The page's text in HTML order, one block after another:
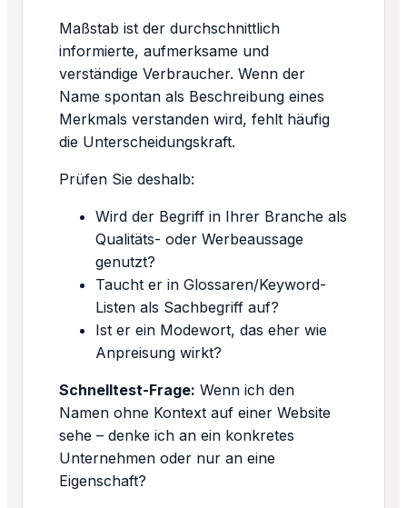
Maßstab ist der durchschnittlich
informierte, aufmerksame und
verständige Verbraucher. Wenn der
Name spontan als Beschreibung eines
Merkmals verstanden wird, fehlt häufig
die Unterscheidungskraft.
Prüfen Sie deshalb:
Wird der Begriff in Ihrer Branche als
Qualitäts- oder Werbeaussage
genutzt?
Taucht er in Glossaren/Keyword-
Listen als Sachbegriff auf?
Ist er ein Modewort, das eher wie
Anpreisung wirkt?
Schnelltest-Frage: Wenn ich den
Namen ohne Kontext auf einer Website
sehe – denke ich an ein konkretes
Unternehmen oder nur an eine
Eigenschaft?